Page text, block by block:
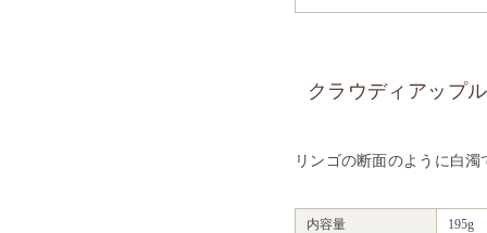
クラウディアップ
リンゴの断面のように白
内容量 195g